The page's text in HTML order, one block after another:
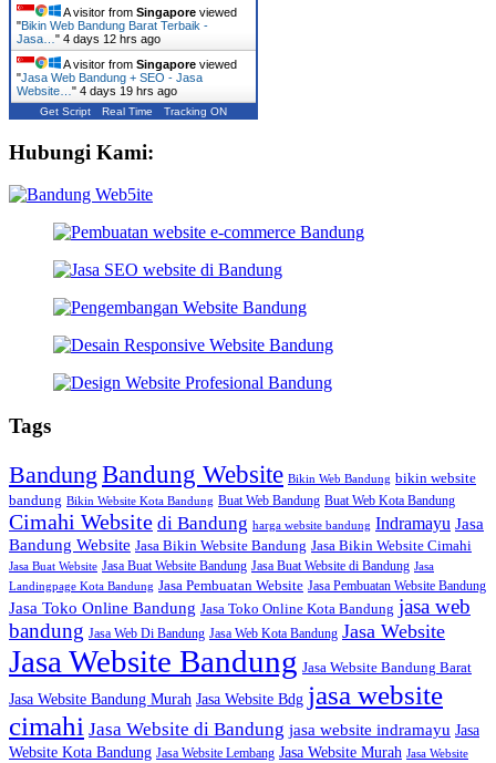
A visitor from Singapore viewed
"Bikin Web Bandung Barat Terbaik -
Jasa… " 4 days 12 hrs ago
A visitor from Singapore viewed
"Jasa Web Bandung + SEO - Jasa
Website… " 4 days 19 hrs ago
Get Script Real Time Tracking ON
Hubungi Kami:
Tags
Bandung Bandung Website Bikin Web Bandung bikin website
bandung Bikin Website Kota Bandung Buat Web Bandung Buat Web Kota Bandung
Cimahi Website di Bandung harga website bandung Indramayu Jasa
Bandung Website Jasa Bikin Website Bandung Jasa Bikin Website Cimahi
Jasa Buat Website Jasa Buat Website Bandung Jasa Buat Website di Bandung Jasa
Landingpage Kota Bandung Jasa Pembuatan Website Jasa Pembuatan Website Bandung
Jasa Toko Online Bandung Jasa Toko Online Kota Bandung jasa web
bandung Jasa Web Di Bandung Jasa Web Kota Bandung Jasa Website
Jasa Website Bandung Jasa Website Bandung Barat
Jasa Website Bandung Murah Jasa Website Bdg jasa website
cimahi Jasa Website di Bandung jasa website indramayu Jasa
Website Kota Bandung Jasa Website Lembang Jasa Website Murah Jasa Website